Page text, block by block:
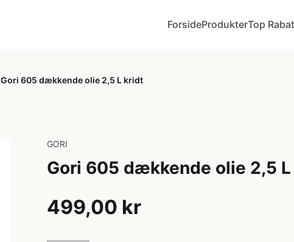
ForsideProdukterTop
Gori 605 dækkende olie 2,5 L kridt
GORI
Gori 605 dækkende olie 2,5
499,00 kr